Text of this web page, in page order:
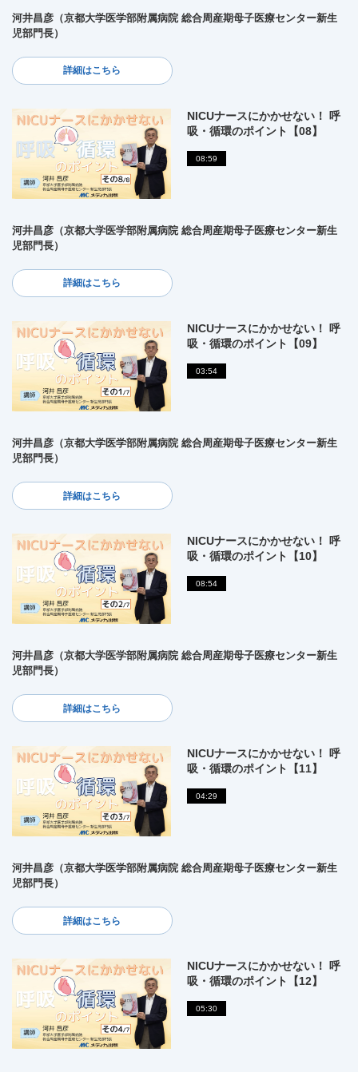
河井昌彦（京都大学医学部附属病院 総合周産期母子医療センター新生
児部門長）
詳細はこちら
NICUナースにかかせない！ 呼
吸・循環のポイント【08】
08:59
河井昌彦（京都大学医学部附属病院 総合周産期母子医療センター新生
児部門長）
詳細はこちら
NICUナースにかかせない！ 呼
吸・循環のポイント【09】
03:54
河井昌彦（京都大学医学部附属病院 総合周産期母子医療センター新生
児部門長）
詳細はこちら
NICUナースにかかせない！ 呼
吸・循環のポイント【10】
08:54
河井昌彦（京都大学医学部附属病院 総合周産期母子医療センター新生
児部門長）
詳細はこちら
NICUナースにかかせない！ 呼
吸・循環のポイント【11】
04:29
河井昌彦（京都大学医学部附属病院 総合周産期母子医療センター新生
児部門長）
詳細はこちら
NICUナースにかかせない！ 呼
吸・循環のポイント【12】
05:30